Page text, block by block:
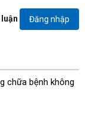
Đăng nhập
chữa bệnh không